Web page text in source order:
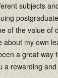
subjects
of the value of
about my own
a great way
a rewarding